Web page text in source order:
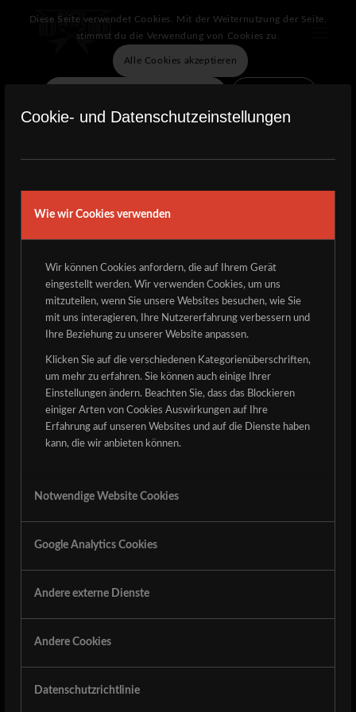
Cookie- und Datenschutzeinstellungen
Wie wir Cookies verwenden
Wir können Cookies anfordern, die auf Ihrem Gerät
eingestellt werden. Wir verwenden Cookies, um uns
mitzuteilen, wenn Sie unsere Websites besuchen, wie Sie
mit uns interagieren, Ihre Nutzererfahrung verbessern und
Ihre Beziehung zu unserer Website anpassen.
Klicken Sie auf die verschiedenen Kategorienüberschriften,
um mehr zu erfahren. Sie können auch einige Ihrer
Einstellungen ändern. Beachten Sie, dass das Blockieren
einiger Arten von Cookies Auswirkungen auf Ihre
Erfahrung auf unseren Websites und auf die Dienste haben
kann, die wir anbieten können.
Notwendige Website Cookies
Google Analytics Cookies
Andere externe Dienste
Andere Cookies
Datenschutzrichtlinie
Metalheads, aufgepasst!
Markiert euch den20. und 21. Juni 2025fett im Kalender. Wir
starten die 13. Runde „Der Detze Rockt“. Zwei Tage voller
brachialer Riffs und donnernder Drums.
Ticketshop:
Der Ticketshop ist online. Wie gewohnt starten wir mit der Early-
Bird-Phase. Aber es kommt noch besser: Dieses Jahr gibt es
zusätzlich unser „Bester Mann / Beste Frau“-Paket als Early Bird!
Also worauf wartet ihr noch? Holt euch jetzt eure Tickets!
off the 13th round of „Der Detze Rockt.“ Two days full of crushing
riffs and thunderous drums.
Bird phase. But it gets even better: This year, we’re offering our
„Best Man / Best Woman“ package as an Early Bird special! So what
Diese Seite verwendet Cookies. Mit der Weiternutzung der Seite,
stimmst du die Verwendung von Cookies zu.
Alle Cookies akzeptieren